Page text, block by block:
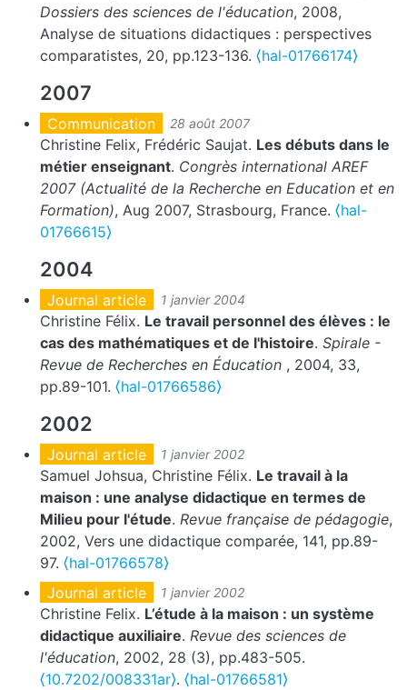
Dossiers des sciences de l'éducation, 2008,
Analyse de situations didactiques : perspectives
comparatistes, 20, pp.123-136. ⟨hal-01766174⟩
2007
Communication 28 août 2007
Christine Felix, Frédéric Saujat. Les débuts dans le
métier enseignant. Congrès international AREF
2007 (Actualité de la Recherche en Education et en
Formation), Aug 2007, Strasbourg, France. ⟨hal-
01766615⟩
2004
Journal article 1 janvier 2004
Christine Félix. Le travail personnel des élèves : le
cas des mathématiques et de l'histoire. Spirale -
Revue de Recherches en Éducation , 2004, 33,
pp.89-101. ⟨hal-01766586⟩
2002
Journal article 1 janvier 2002
Samuel Johsua, Christine Félix. Le travail à la
maison : une analyse didactique en termes de
Milieu pour l'étude. Revue française de pédagogie,
2002, Vers une didactique comparée, 141, pp.89-
97. ⟨hal-01766578⟩
Journal article
1 janvier 2002
Christine Felix. L’étude à la maison : un système
didactique auxiliaire. Revue des sciences de
l'éducation, 2002, 28 (3), pp.483-505.
⟨10.7202/008331ar⟩. ⟨hal-01766581⟩